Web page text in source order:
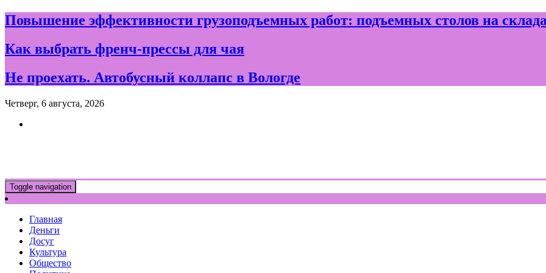
Skip
to
Повышение эффективности грузоподъемных работ: подъемных столов на
Как выбрать френч-прессы для чая
Не проехать. Автобусный коллапс в Вологде
Четверг, 6 августа, 2026
Toggle navigation
Главная
Деньги
Досуг
Культура
Общество